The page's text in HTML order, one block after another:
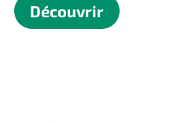
Découvrir